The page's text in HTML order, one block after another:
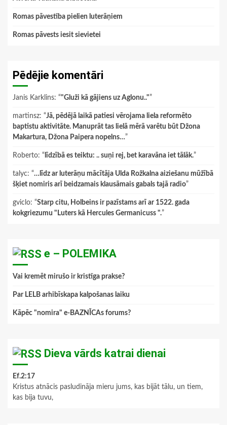
Romas pāvestība pielien luterāņiem
Romas pāvests iesit sievietei
Pēdējie komentāri
Janis Karklins: “"Gluži kā gājiens uz Aglonu.."”
martinsz: “Jā, pēdējā laikā patiesi vērojama liela reformēto
baptistu aktivitāte. Manuprāt tas lielā mērā varētu būt Džona
Makartura, Džona Paipera nopelns…”
Roberto: “ līdzībā es teiktu: .. suņi rej, bet karavāna iet tālāk.”
talyc: “…līdz ar luterāņu mācītāja Ulda Rožkalna aiziešanu mūžībā
šķiet nomiris arī beidzamais klausāmais gabals tajā radio”
gviclo: “Starp citu, Holbeins ir pazīstams arī ar 1522. gada
kokgriezumu "Luters kā Hercules Germanicuss ".”
e – POLEMIKA
Vai kremēt mirušo ir kristīga prakse?
Par LELB arhibīskapa kalpošanas laiku
Kāpēc "nomira" e-BAZNĪCAs forums?
Dieva vārds katrai dienai
Ef.2:17
Kristus atnācis pasludināja mieru jums, kas bijāt tālu, un tiem,
kas bija tuvu,